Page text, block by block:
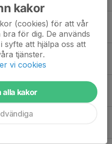
att titta på
har infunnit sig
kakor
(cookies) för att vår
för dig. De används
syfte att hjälpa oss att
tjänster.
vi cookies
alla kakor